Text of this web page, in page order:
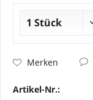
Merken
Artikel-Nr.: